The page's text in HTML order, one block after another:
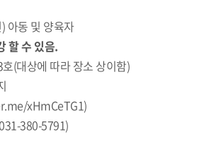
아동 및 양육자
할 수 있음.
(대상에 따라 장소 상이함)
xHmCeTG1)
380-5791)